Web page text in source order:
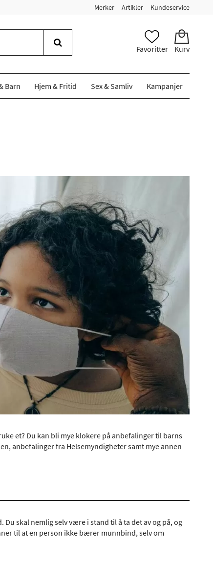
Merker Artikler Kundeservice
Favoritter Kurv
Barn Hjem & Fritid Sex & Samliv Kampanjer
et? Du kan bli mye klokere på anbefalinger til barns
anbefalinger fra Helsemyndigheter samt mye annen
skal nemlig selv være i stand til å ta det av og på, og
til at en person ikke bærer munnbind, selv om